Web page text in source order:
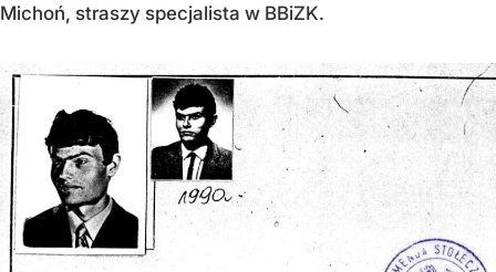
Michoń, straszy specjalista w BBiZK.